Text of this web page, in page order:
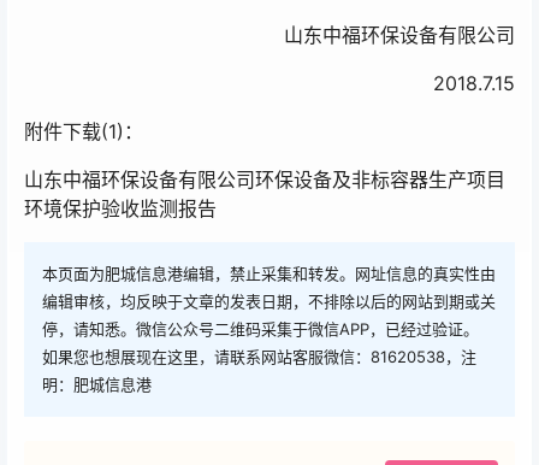
山东中福环保设备有限公司
2018.7.15
附件下载(1)：
山东中福环保设备有限公司环保设备及非标容器生产项目
环境保护验收监测报告
本页面为肥城信息港编辑，禁止采集和转发。网址信息的真实性由
编辑审核，均反映于文章的发表日期，不排除以后的网站到期或关
停，请知悉。微信公众号二维码采集于微信APP，已经过验证。
如果您也想展现在这里，请联系网站客服微信：81620538，注
明：肥城信息港